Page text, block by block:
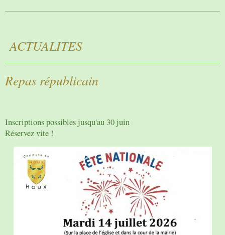
ACTUALITES
Repas républicain
Inscriptions possibles jusqu'au 30 juin
Réservez vite !